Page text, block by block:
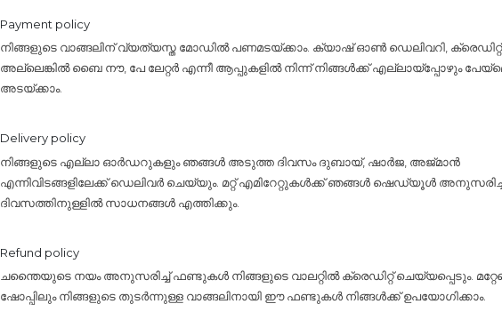
Payment policy
നിങ്ങളുടെ വാങ്ങലിന് വ്യത്യസ്ത മോഡിൽ പണമടയ്ക്കാം. ക്യാഷ് ഓൺ ഡെലിവറി,
അല്ലെങ്കിൽ ബൈ നൗ, പേ ലേറ്റർ എന്നീ ആപ്പുകളിൽ നിന്ന് നിങ്ങൾക്ക് എല്ലായ്പ്പോഴും
അടയ്ക്കാം.
Delivery policy
നിങ്ങളുടെ എല്ലാ ഓർഡറുകളും ഞങ്ങൾ അടുത്ത ദിവസം ദുബായ്, ഷാർജ, അജ്മാൻ
എന്നിവിടങ്ങളിലേക്ക് ഡെലിവർ ചെയ്യും. മറ്റ് എമിറേറ്റുകൾക്ക് ഞങ്ങൾ ഷെഡ്യൂൾ അനുസരിച്ച്
ദിവസത്തിനുള്ളിൽ സാധനങ്ങൾ എത്തിക്കും.
Refund policy
ചന്തൈയുടെ നയം അനുസരിച്ച് ഫണ്ടുകൾ നിങ്ങളുടെ വാലറ്റിൽ ക്രെഡിറ്റ് ചെയ്യപ്പെടും.
ഷോപ്പിലും നിങ്ങളുടെ തുടർന്നുള്ള വാങ്ങലിനായി ഈ ഫണ്ടുകൾ നിങ്ങൾക്ക് ഉപയോഗിക്കാം.